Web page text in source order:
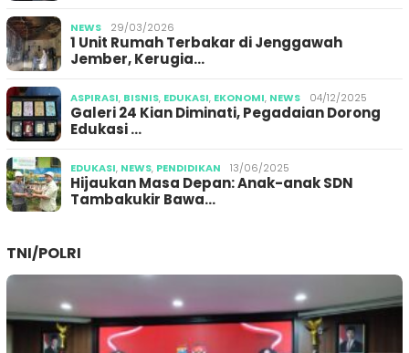
NEWS 29/03/2026
1 Unit Rumah Terbakar di Jenggawah
Jember, Kerugia…
ASPIRASI, BISNIS, EDUKASI, EKONOMI, NEWS 04/12/2025
Galeri 24 Kian Diminati, Pegadaian Dorong
Edukasi …
EDUKASI, NEWS, PENDIDIKAN 13/06/2025
Hijaukan Masa Depan: Anak-anak SDN
Tambakukir Bawa…
TNI/POLRI